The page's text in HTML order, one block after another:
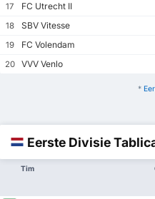
17
FC Utrecht II
18
SBV Vitesse
19
FC Volendam
20
VVV Venlo
*
Eerste Divisie
Tim